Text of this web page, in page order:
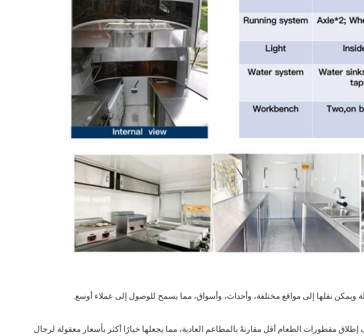
نقلها إلى مواقع مختلفة، وأحداث، وأسواق، مما يسمح للوصول إلى عملاء أوسع.
إطلاق مقطورات الطعام أقل مقارنةً بالمطاعم العادية، مما يجعلها خيارًا أكثر بأسعار معقولة لرجال